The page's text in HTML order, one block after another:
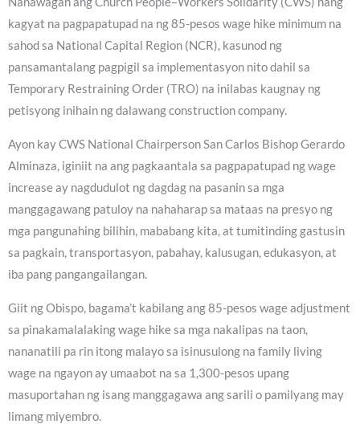
kagyat na pagpapatupad na ng 85-pesos wage hike minimum na
sahod sa National Capital Region (NCR), kasunod ng
pansamantalang pagpigil sa implementasyon nito dahil sa
Temporary Restraining Order (TRO) na inilabas kaugnay ng
petisyong inihain ng dalawang construction company.
Ayon kay CWS National Chairperson San Carlos Bishop Gerardo
Alminaza, iginiit na ang pagkaantala sa pagpapatupad ng wage
increase ay nagdudulot ng dagdag na pasanin sa mga
manggagawang patuloy na nahaharap sa mataas na presyo ng
mga pangunahing bilihin, mababang kita, at tumitinding gastusin
sa pagkain, transportasyon, pabahay, kalusugan, edukasyon, at
iba pang pangangailangan.
Giit ng Obispo, bagama’t kabilang ang 85-pesos wage adjustment
sa pinakamalalaking wage hike sa mga nakalipas na taon,
nananatili pa rin itong malayo sa isinusulong na family living
wage na ngayon ay umaabot na sa 1,300-pesos upang
masuportahan ng isang manggagawa ang sarili o pamilyang may
limang miyembro.